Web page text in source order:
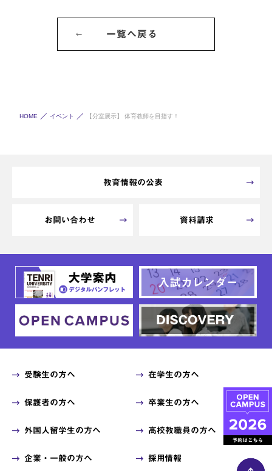
一覧へ戻る
HOME イベント 【分室展示】 体育教師を目指す！
教育情報の公表
お問い合わせ 資料請求
受験生の方へ 在学生の方へ
保護者の方へ 卒業生の方へ
外国人留学生の方へ 高校教職員の方へ
企業・一般の方へ 採用情報